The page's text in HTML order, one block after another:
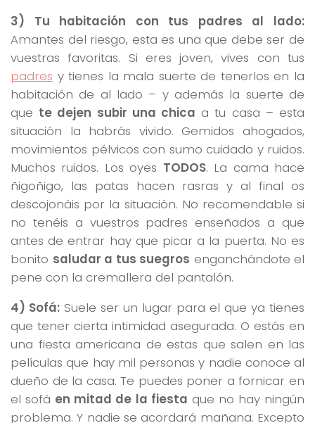
3) Tu habitación con tus padres al lado:
Amantes del riesgo, esta es una que debe ser de
vuestras favoritas. Si eres joven, vives con tus
padres y tienes la mala suerte de tenerlos en la
habitación de al lado – y además la suerte de
que te dejen subir una chica a tu casa – esta
situación la habrás vivido. Gemidos ahogados,
movimientos pélvicos con sumo cuidado y ruidos.
Muchos ruidos. Los oyes TODOS. La cama hace
ñigoñigo, las patas hacen rasras y al final os
descojonáis por la situación. No recomendable si
no tenéis a vuestros padres enseñados a que
antes de entrar hay que picar a la puerta. No es
bonito saludar a tus suegros enganchándote el
pene con la cremallera del pantalón.
4) Sofá: Suele ser un lugar para el que ya tienes
que tener cierta intimidad asegurada. O estás en
una fiesta americana de estas que salen en las
películas que hay mil personas y nadie conoce al
dueño de la casa. Te puedes poner a fornicar en
el sofá en mitad de la fiesta que no hay ningún
problema. Y nadie se acordará mañana. Excepto